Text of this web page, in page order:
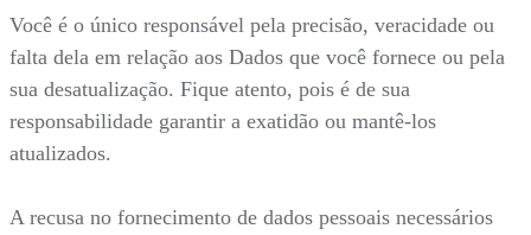
Você é o único responsável pela precisão, veracidade ou
falta dela em relação aos Dados que você fornece ou pela
sua desatualização. Fique atento, pois é de sua
responsabilidade garantir a exatidão ou mantê-los
atualizados.
A recusa no fornecimento de dados pessoais necessários